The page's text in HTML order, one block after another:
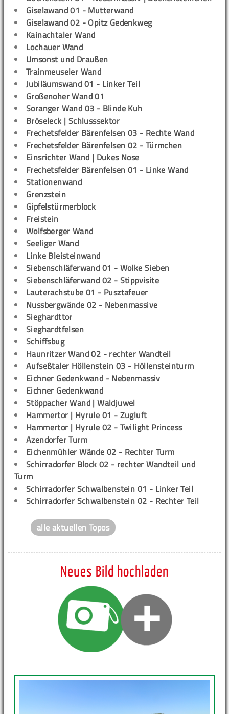
Giselawand 01 - Mutterwand
Giselawand 02 - Opitz Gedenkweg
Kainachtaler Wand
Lochauer Wand
Umsonst und Draußen
Trainmeuseler Wand
Jubiläumswand 01 - Linker Teil
Großenoher Wand 01
Soranger Wand 03 - Blinde Kuh
Bröseleck | Schlusssektor
Frechetsfelder Bärenfelsen 03 - Rechte Wand
Frechetsfelder Bärenfelsen 02 - Türmchen
Einsrichter Wand | Dukes Nose
Frechetsfelder Bärenfelsen 01 - Linke Wand
Stationenwand
Grenzstein
Gipfelstürmerblock
Freistein
Wolfsberger Wand
Seeliger Wand
Linke Bleisteinwand
Siebenschläferwand 01 - Wolke Sieben
Siebenschläferwand 02 - Stippvisite
Lauterachstube 01 - Pusztafeuer
Nussbergwände 02 - Nebenmassive
Sieghardttor
Sieghardtfelsen
Schiffsbug
Haunritzer Wand 02 - rechter Wandteil
Aufseßtaler Höllenstein 03 - Höllensteinturm
Eichner Gedenkwand - Nebenmassiv
Eichner Gedenkwand
Stöppacher Wand | Waldjuwel
Hammertor | Hyrule 01 - Zugluft
Hammertor | Hyrule 02 - Twilight Princess
Azendorfer Turm
Eichenmühler Wände 02 - Rechter Turm
Schirradorfer Block 02 - rechter Wandteil und
Turm
Schirradorfer Schwalbenstein 01 - Linker Teil
Schirradorfer Schwalbenstein 02 - Rechter Teil
alle aktuellen Topos
Neues Bild hochladen